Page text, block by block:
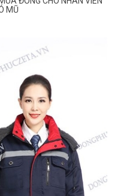
MŨ